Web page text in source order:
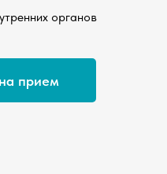
прием
органов